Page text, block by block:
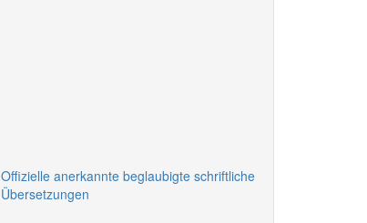
Offizielle anerkannte beglaubigte schriftliche
Übersetzungen